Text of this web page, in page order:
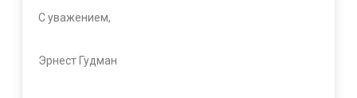
С уважением,
Эрнест Гудман